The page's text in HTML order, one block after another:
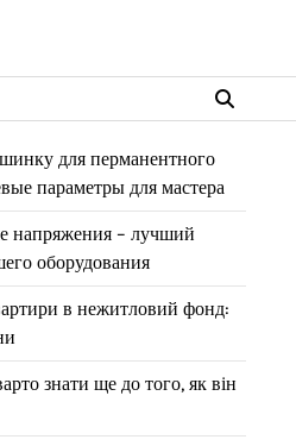
для перманентного
параметры для мастера
напряжения – лучший
оборудования
в нежитловий фонд:
знати ще до того, як він